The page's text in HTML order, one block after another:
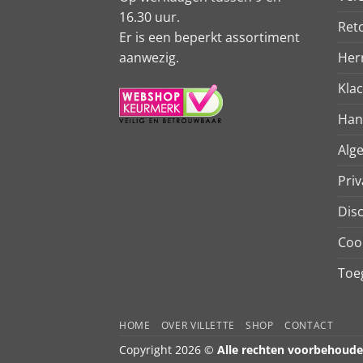
16.30 uur.
Er is een beperkt assortiment
aanwezig.
HOME OVER VILLETTE SHOP CONTACT
Copyright 2026 © Alle rechten